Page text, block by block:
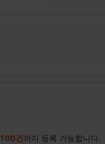
100건 까지 등록 가능합니다.